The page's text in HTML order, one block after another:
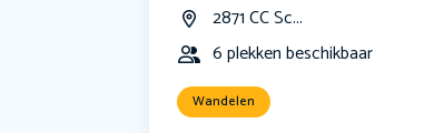
2871 CC Sc...
6 plekken beschikbaar
Wandelen